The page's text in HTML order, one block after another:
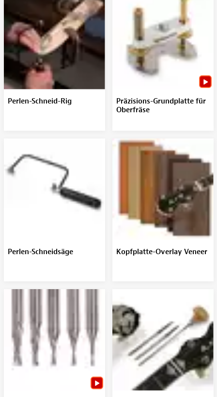
Perlen-Schneid-Rig
Präzisions-Grundplatte für
Oberfräse
Perlen-Schneidsäge Kopfplatte-Overlay Veneer